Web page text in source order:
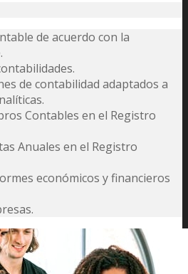
de acuerdo con la
de contabilidad adaptados a
Contables en el Registro
Anuales en el Registro
económicos y financieros